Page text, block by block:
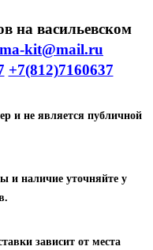
на васильевском
kit@mail.ru
+7(812)7160637
и не является публичной
и наличие уточняйте у
зависит от места